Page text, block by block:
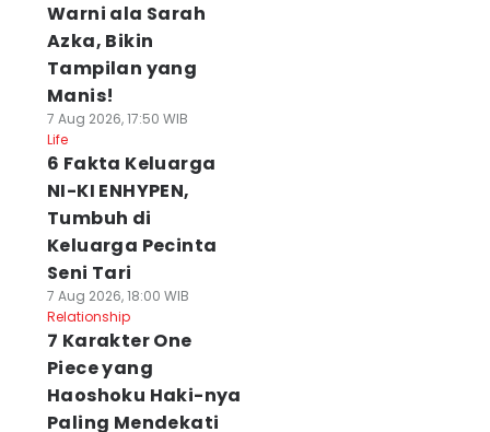
Warni ala Sarah
Azka, Bikin
Tampilan yang
Manis!
7 Aug 2026, 17:50 WIB
Life
6 Fakta Keluarga
NI-KI ENHYPEN,
Tumbuh di
Keluarga Pecinta
Seni Tari
7 Aug 2026, 18:00 WIB
Relationship
7 Karakter One
Piece yang
Haoshoku Haki-nya
Paling Mendekati